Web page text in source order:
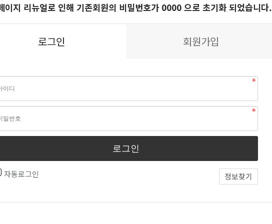
지 리뉴얼로 인해 기존회원의 비밀번호가 0000 으로 초기화 되었습니다.
로그인 회원가입
로그인
자동로그인 정보찾기